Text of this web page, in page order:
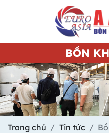
BỒN
Trang chủ Tin tức